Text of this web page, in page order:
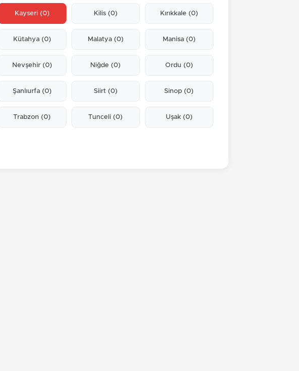
Kayseri (0) Kilis (0) Kırıkkale (0)
Kütahya (0) Malatya (0) Manisa (0)
Nevşehir (0) Niğde(0) Ordu (0)
Şanlıurfa (0) Siirt (0) Sinop(0)
Trabzon(0) Tunceli(0) Uşak (0)